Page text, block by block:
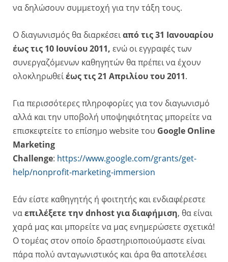
να δηλώσουν συμμετοχή για την τάξη τους.
Ο διαγωνισμός θα διαρκέσειαπό τις 31 Ιανουαρίου
έως τις 10 Ιουνίου 2011, ενώ οι εγγραφές των
συνεργαζόμενων καθηγητών θα πρέπει να έχουν
ολοκληρωθείέως τις 21 Απριλίου του 2011.
Για περισσότερες πληροφορίες για τον διαγωνισμό
αλλά και την υποβολή υποψηφιότητας μπορείτε να
επισκεφτείτε το επίσημο website του Google Online
Marketing
Challenge: https://www.google.com/grants/get-
help/nonprofit-marketing-immersion
Εάν είστε καθηγητής ή φοιτητής και ενδιαφέρεστε
ναεπιλέξετε την dnhost για διαφήμιση, θα είναι
χαρά μας και μπορείτε να μας ενημερώσετε σχετικά!
Ο τομέας στον οποίο δραστηριοποιούμαστε είναι
πάρα πολύ ανταγωνιστικός και άρα θα αποτελέσει